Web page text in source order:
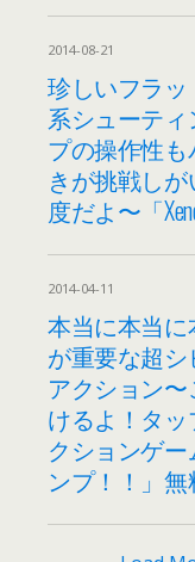
2014-08-21
珍しいフラ
系シューテ
プの操作性
きが挑戦し
度だよ〜「
2014-04-11
本当に本当
が重要な超
アクション
けるよ！タ
クションゲ
ンプ！！」無